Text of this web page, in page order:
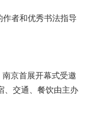
者和优秀书法指导
京首展开幕式受邀
、交通、餐饮由主办